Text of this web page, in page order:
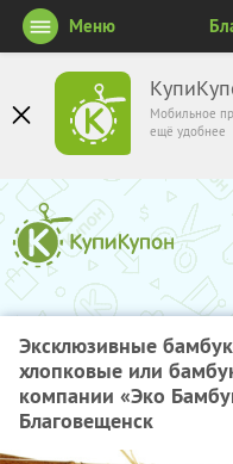
Мобильное
ещё удобнее
Меню
Эксклюзивные
хлопковые или
компании «Эко
Благовещенск